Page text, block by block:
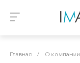
Главная / О компании